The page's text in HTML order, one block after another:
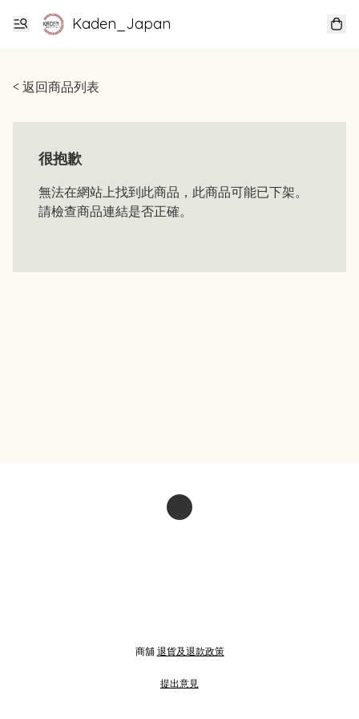
Kaden_Japan
< 返回商品列表
很抱歉
無法在網站上找到此商品，此商品可能已下架。
請檢查商品連結是否正確。
商舖 退貨及退款政策
提出意見